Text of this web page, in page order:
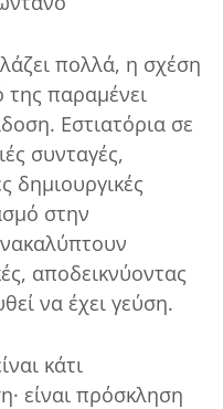
πολλά, η σχέση
παραμένει
Εστιατόρια σε
συνταγές,
δημιουργικές
στην
αποδεικνύοντας
να έχει γεύση.
κάτι
είναι πρόσκληση